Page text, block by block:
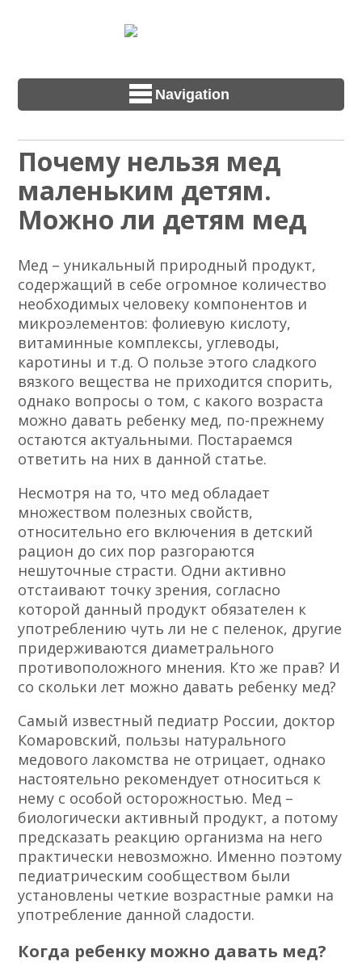
Navigation
Почему нельзя мед
маленьким детям.
Можно ли детям мед
Мед – уникальный природный продукт,
содержащий в себе огромное количество
необходимых человеку компонентов и
микроэлементов: фолиевую кислоту,
витаминные комплексы, углеводы,
каротины и т.д. О пользе этого сладкого
вязкого вещества не приходится спорить,
однако вопросы о том, с какого возраста
можно давать ребенку мед, по-прежнему
остаются актуальными. Постараемся
ответить на них в данной статье.
Несмотря на то, что мед обладает
множеством полезных свойств,
относительно его включения в детский
рацион до сих пор разгораются
нешуточные страсти. Одни активно
отстаивают точку зрения, согласно
которой данный продукт обязателен к
употреблению чуть ли не с пеленок, другие
придерживаются диаметрального
противоположного мнения. Кто же прав? И
со скольки лет можно давать ребенку мед?
Самый известный педиатр России, доктор
Комаровский, пользы натурального
медового лакомства не отрицает, однако
настоятельно рекомендует относиться к
нему с особой осторожностью. Мед –
биологически активный продукт, а потому
предсказать реакцию организма на него
практически невозможно. Именно поэтому
педиатрическим сообществом были
установлены четкие возрастные рамки на
употребление данной сладости.
Когда ребенку можно давать мед?